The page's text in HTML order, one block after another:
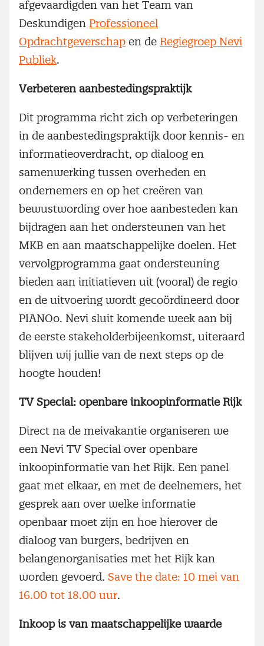
afgevaardigden van het Team van
Deskundigen Professioneel
Opdrachtgeverschap en de Regiegroep Nevi
Publiek.
Verbeteren aanbestedingspraktijk
Dit programma richt zich op verbeteringen
in de aanbestedingspraktijk door kennis- en
informatieoverdracht, op dialoog en
samenwerking tussen overheden en
ondernemers en op het creëren van
bewustwording over hoe aanbesteden kan
bijdragen aan het ondersteunen van het
MKB en aan maatschappelijke doelen. Het
vervolgprogramma gaat ondersteuning
bieden aan initiatieven uit (vooral) de regio
en de uitvoering wordt gecoördineerd door
PIANOo. Nevi sluit komende week aan bij
de eerste stakeholderbijeenkomst, uiteraard
blijven wij jullie van de next steps op de
hoogte houden!
TV Special: openbare inkoopinformatie Rijk
Direct na de meivakantie organiseren we
een Nevi TV Special over openbare
inkoopinformatie van het Rijk. Een panel
gaat met elkaar, en met de deelnemers, het
gesprek aan over welke informatie
openbaar moet zijn en hoe hierover de
dialoog van burgers, bedrijven en
belangenorganisaties met het Rijk kan
worden gevoerd. Save the date: 10 mei van
16.00 tot 18.00 uur.
Inkoop is van maatschappelijke waarde